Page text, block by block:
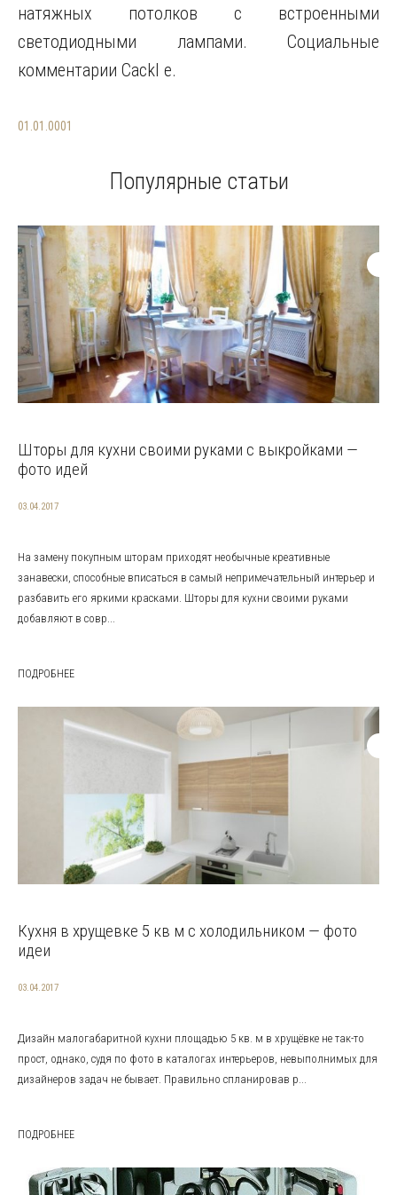
натяжных потолков с встроенными
светодиодными лампами. Социальные
комментарии Cackl e.
01.01.0001
Популярные статьи
Шторы для кухни своими руками с выкройками —
фото идей
03.04.2017
На замену покупным шторам приходят необычные креативные
занавески, способные вписаться в самый непримечательный интерьер и
разбавить его яркими красками. Шторы для кухни своими руками
добавляют в совр...
ПОДРОБНЕЕ
Кухня в хрущевке 5 кв м с холодильником — фото
идеи
03.04.2017
Дизайн малогабаритной кухни площадью 5 кв. м в хрущёвке не так-то
прост, однако, судя по фото в каталогах интерьеров, невыполнимых для
дизайнеров задач не бывает. Правильно спланировав р...
ПОДРОБНЕЕ